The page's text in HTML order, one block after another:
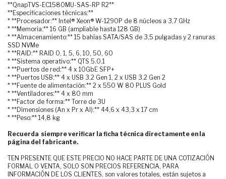
**QnapTVS-EC1580MU-SAS-RP R2**
**Especificaciones técnicas:**
* **Procesador:** Intel® Xeon® W-1290P de 8 núcleos a 3,7 GHz
* **Memoria:** 16 GB (ampliable hasta 128 GB)
* **Almacenamiento:** 15 bahías SATA/SAS de 3,5 pulgadas y 2 ranuras
SSD NVMe
* **RAID:** RAID 0, 1, 5, 6, 10, 50, 60
* **Sistema operativo:** QTS 5.0.1
* **Puertos de red:** 4 x 10GbE SFP+
* **Puertos USB:** 4 x USB 3.2 Gen 1, 2 x USB 3.2 Gen 2
* **Fuente de alimentación:** 2 x 550 W 80 PLUS Gold
* **Ventiladores:** 4 x 80 mm
* **Factor de forma:** Torre de 3U
* **Dimensiones (An x Pr x Al):** 44,6 x 43,3 x 17 cm
* **Peso:** 14,8 kg
Recuerda siempre verificar la ficha técnica directamente en la
página del fabricante.
TEN PRESENTE QUE ESTE PRECIO NO HACE PARTE DE UNA COTIZACIÓN
FORMAL O VENTA, SOLO SON PRECIOS REFERENCIA, PARA
INFORMACIÓN DE LOS CLIENTES. son valores totales, están sujetos a